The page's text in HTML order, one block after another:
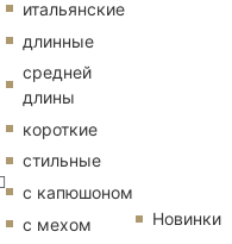
итальянские
длинные
средней
длины
короткие
стильные
с капюшоном
с мехом
Новинки